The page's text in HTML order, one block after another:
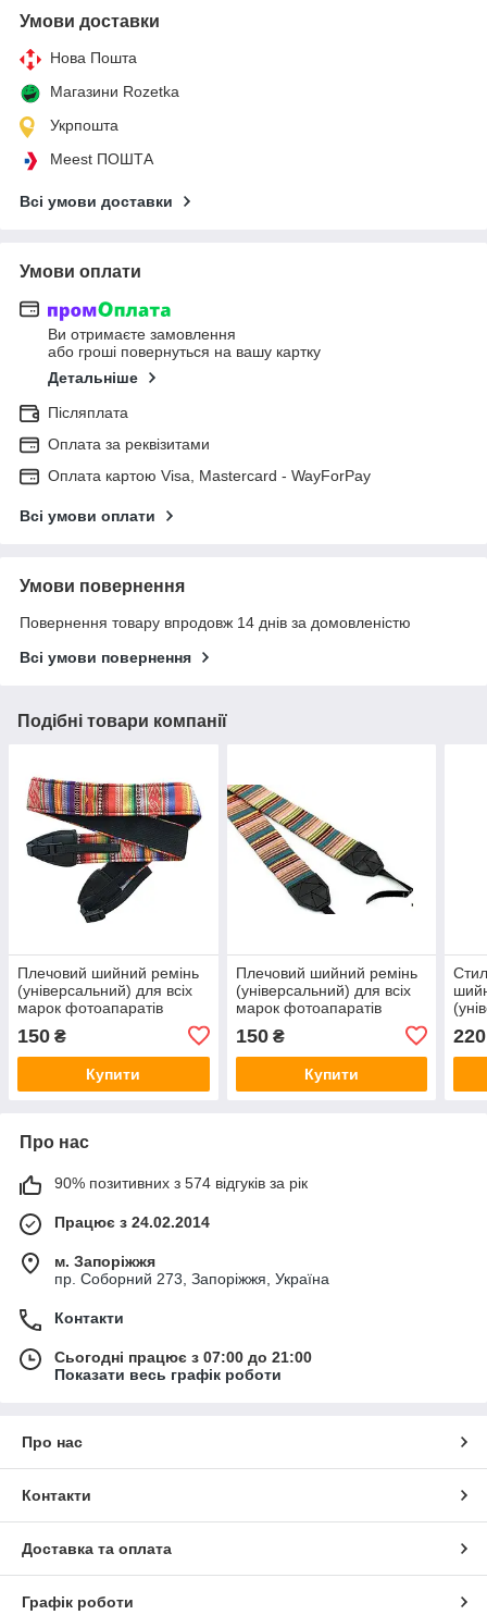
Умови доставки
Нова Пошта
Магазини Rozetka
Укрпошта
Meest ПОШТА
Всі умови доставки
Умови оплати
Ви отримаєте замовлення
або гроші повернуться на вашу картку
Детальніше
Післяплата
Оплата за реквізитами
Оплата картою Visa, Mastercard - WayForPay
Всі умови оплати
Умови повернення
Повернення товару впродовж 14 днів за домовленістю
Всі умови повернення
Подібні товари компанії
Плечовий шийний ремінь
(універсальний) для всіх
марок фотоапаратів
150 ₴
Купити
Плечовий шийний ремінь
(універсальний) для всіх
марок фотоапаратів
150₴
Купити
220
Про нас
90% позитивних з 574 відгуків за рік
Працює з 24.02.2014
м. Запоріжжя
пр. Соборний 273, Запоріжжя, Україна
Контакти
Сьогодні працює з 07:00 до 21:00
Показати весь графік роботи
Про нас
Контакти
Доставка та оплата
Графік роботи